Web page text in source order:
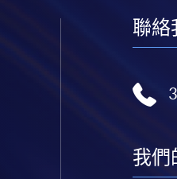
聯絡
我們